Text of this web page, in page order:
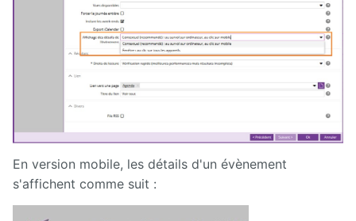
En version mobile, les détails d'un évènement
s'affichent comme suit :